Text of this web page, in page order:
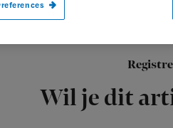
Wil je dit
Het NIVEL heeft
op de zorgvraag van
hoe stem je de